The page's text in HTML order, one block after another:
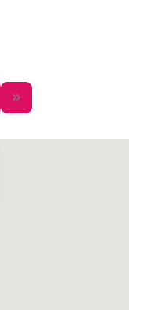
Przejdź do ostatniej